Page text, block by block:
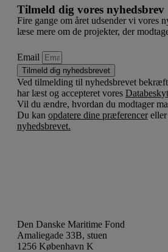
Tilmeld dig vores nyhedsbrev
Fire gange om året udsender vi vores
læse mere om de projekter, der
Email
Tilmeld dig nyhedsbrevet
Ved tilmelding til nyhedsbrevet
har læst og accepteret vores
Vil du ændre, hvordan du modtager
Du kan opdatere dine præferencereller
nyhedsbrevet.
Den Danske Maritime Fond
Amaliegade 33B, stuen
1256 København K